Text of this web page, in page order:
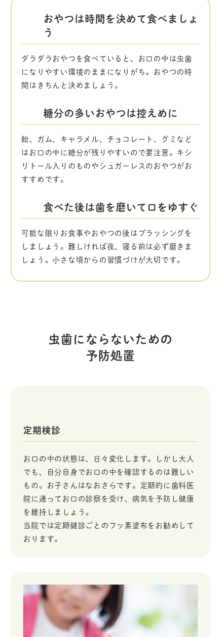
おやつは時間を決めて食べましょ
う
ダラダラおやつを食べていると、お口の中は虫歯
になりやすい環境のままになりがち。おやつの時
間はきちんと決めましょう。
糖分の多いおやつは控えめに
飴、ガム、キャラメル、チョコレート、グミなど
はお口の中に糖分が残りやすいので要注意。キシ
リトール入りのものやシュガーレスのおやつがお
すすめです。
食べた後は歯を磨いて口をゆすぐ
可能な限りお食事やおやつの後はブラッシングを
しましょう。難しければ夜、寝る前は必ず磨きま
しょう。小さな頃からの習慣づけが大切です。
虫歯にならないための
予防処置
定期検診
お口の中の状態は、日々変化します。しかし大人
でも、自分自身でお口の中を確認するのは難しい
もの。お子さんはなおさらです。定期的に歯科医
院に通ってお口の診察を受け、病気を予防し健康
を維持しましょう。
当院では定期健診ごとのフッ素塗布をお勧めして
おります。